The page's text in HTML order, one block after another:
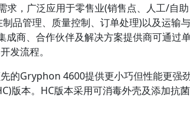
，广泛应用于零售业(销售点、人工/自助
品管理、质量控制、订单处理)以及运输与
成商、合作伙伴及解决方案提供商可通过
发流程。
的Gryphon 4600提供更小巧但性能更强
版本。HC版本采用可消毒外壳及添加抗菌